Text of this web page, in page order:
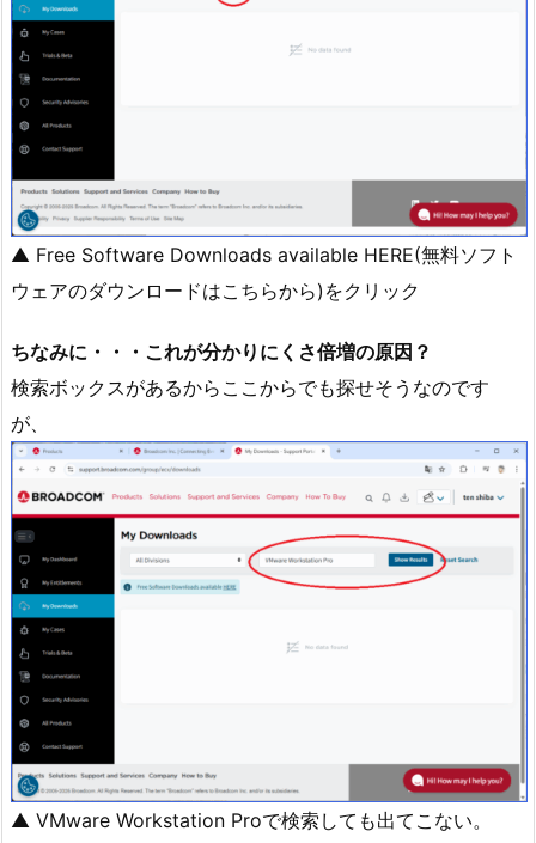
▲ Free Software Downloads available HERE(無料ソフト
ウェアのダウンロードはこちらから)をクリック
ちなみに・・・これが分かりにくさ倍増の原因？
検索ボックスがあるからここからでも探せそうなのです
が、
▲ VMware Workstation Proで検索しても出てこない。